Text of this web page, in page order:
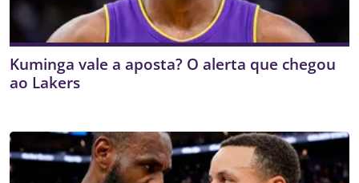
Kuminga vale a aposta? O alerta que chegou
ao Lakers